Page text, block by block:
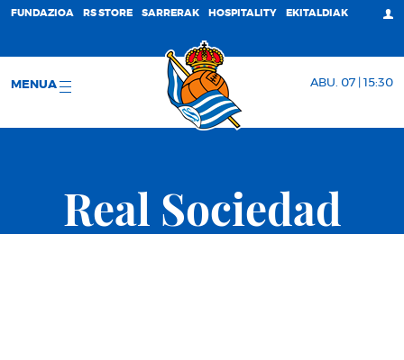
FUNDAZIOA RS STORE SARRERAK HOSPITALITY EKITALDIAK
MENUA ABU. 07 | 15:30
Real Sociedad